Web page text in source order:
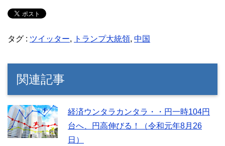
タグ : ツイッター, トランプ大統領, 中国
関連記事
経済ウンタラカンタラ・・円一時104円
台へ、円高伸びる！（令和元年8月26
日）